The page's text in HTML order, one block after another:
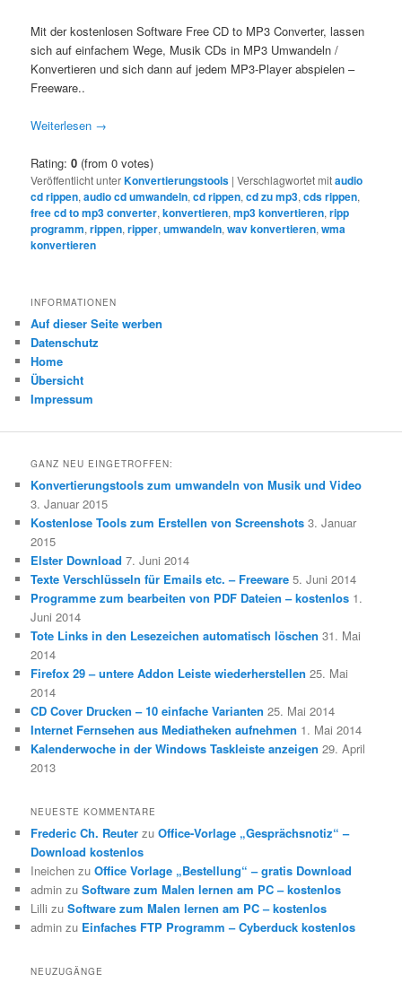
Mit der kostenlosen Software Free CD to MP3 Converter, lassen
sich auf einfachem Wege, Musik CDs in MP3 Umwandeln /
Konvertieren und sich dann auf jedem MP3-Player abspielen –
Freeware..
Weiterlesen →
Rating:0 (from 0 votes)
Veröffentlicht unterKonvertierungstools |Verschlagwortet mitaudio
cd rippen,audio cd umwandeln,cd rippen,cd zu mp3,cds rippen,
free cd to mp3 converter,konvertieren,mp3 konvertieren,ripp
programm,rippen,ripper,umwandeln,wav konvertieren,wma
konvertieren
INFORMATIONEN
Auf dieser Seite werben
Datenschutz
Home
Übersicht
Impressum
GANZ NEU EINGETROFFEN:
Konvertierungstools zum umwandeln von Musik und Video
3. Januar 2015
Kostenlose Tools zum Erstellen von Screenshots 3. Januar
2015
Elster Download 7. Juni 2014
Texte Verschlüsseln für Emails etc. – Freeware 5. Juni 2014
Programme zum bearbeiten von PDF Dateien – kostenlos 1.
Juni 2014
Tote Links in den Lesezeichen automatisch löschen 31. Mai
2014
Firefox 29 – untere Addon Leiste wiederherstellen 25. Mai
2014
CD Cover Drucken – 10 einfache Varianten 25. Mai 2014
Internet Fernsehen aus Mediatheken aufnehmen 1. Mai 2014
Kalenderwoche in der Windows Taskleiste anzeigen 29. April
2013
NEUESTE KOMMENTARE
Frederic Ch. Reuter zuOffice-Vorlage „Gesprächsnotiz“ –
Download kostenlos
Ineichen zuOffice Vorlage „Bestellung“ – gratis Download
admin zuSoftware zum Malen lernen am PC – kostenlos
Lilli zuSoftware zum Malen lernen am PC – kostenlos
admin zu Einfaches FTP Programm – Cyberduck kostenlos
NEUZUGÄNGE